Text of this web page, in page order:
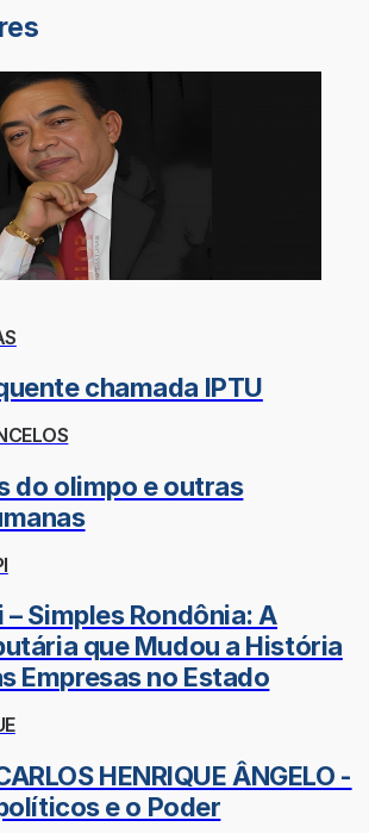
chamada IPTU
do olimpo e outras
– Simples Rondônia: A
que Mudou a História
Empresas no Estado
HENRIQUE ÂNGELO -
e o Poder